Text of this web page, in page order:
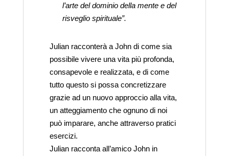
l’arte del dominio della mente e del
risveglio spirituale”.
Julian racconterà a John di come sia
possibile vivere una vita più profonda,
consapevole e realizzata, e di come
tutto questo si possa concretizzare
grazie ad un nuovo approccio alla vita,
un atteggiamento che ognuno di noi
può imparare, anche attraverso pratici
esercizi.
Julian racconta all’amico John in